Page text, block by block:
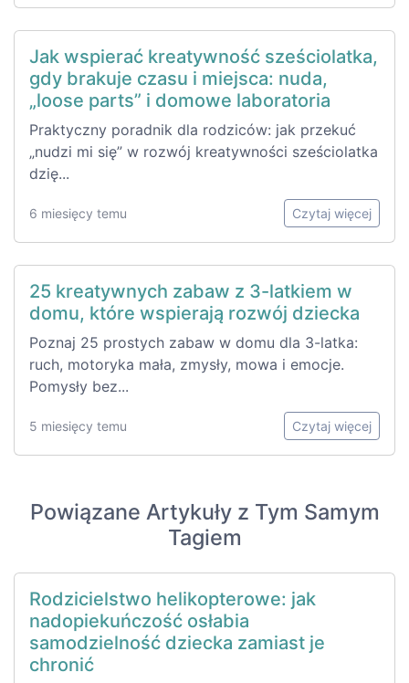
Jak wspierać kreatywność sześciolatka,
gdy brakuje czasu i miejsca: nuda,
„loose parts” i domowe laboratoria
Praktyczny poradnik dla rodziców: jak przekuć
„nudzi mi się” w rozwój kreatywności sześciolatka
dzię...
6 miesięcy temu Czytaj więcej
25 kreatywnych zabaw z 3-latkiem w
domu, które wspierają rozwój dziecka
Poznaj 25 prostych zabaw w domu dla 3-latka:
ruch, motoryka mała, zmysły, mowa i emocje.
Pomysły bez...
5 miesięcy temu Czytaj więcej
Powiązane Artykuły z Tym Samym
Tagiem
Rodzicielstwo helikopterowe: jak
nadopiekuńczość osłabia
samodzielność dziecka zamiast je
chronić